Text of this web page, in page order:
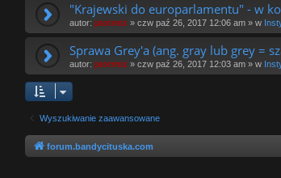
"Krajewski do europarlamentu" - w
autor: piotrniz » czw paź 26, 2017 12:06 am » w
Sprawa Grey'a (ang. gray lub grey =
autor: piotrniz » czw paź 26, 2017 12:03 am » w
Wyszukiwanie zaawansowane
forum.bandycituska.com